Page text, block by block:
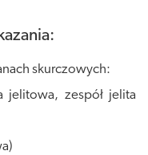
skurczowych:
zespół jelita